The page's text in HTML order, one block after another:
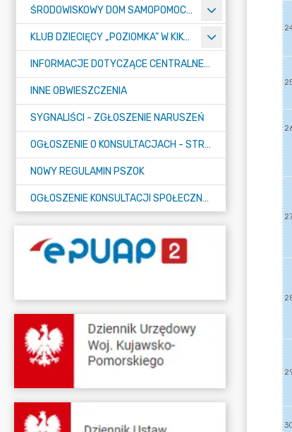
ŚRODOWISKOWY DOM SAMOPOMOCY "KONICZYNKA" W SUMINIE
KLUB DZIECIĘCY „POZIOMKA” W KIKOLE
INFORMACJE DOTYCZĄCE CENTRALNEGO PORTU KOMUNIKACYJNEGO
INNE OBWIESZCZENIA
SYGNALIŚCI - ZGŁOSZENIE NARUSZEŃ
OGŁOSZENIE O KONSULTACJACH - STRATEGIA
NOWY REGULAMIN PSZOK
OGŁOSZENIE KONSULTACJI SPOŁECZNYCH